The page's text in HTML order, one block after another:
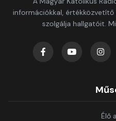
információkkal,
szolgálja hallgatóit.
Élő